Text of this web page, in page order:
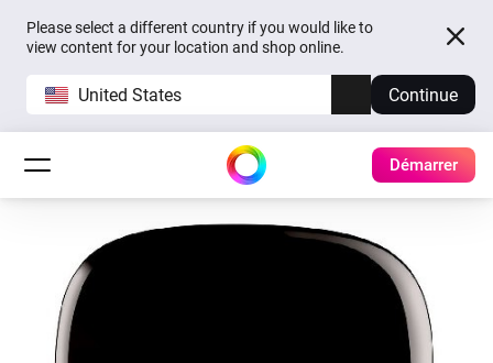
Please select a different country if you would like to
view content for your location and shop online.
United States Continue
Démarrer